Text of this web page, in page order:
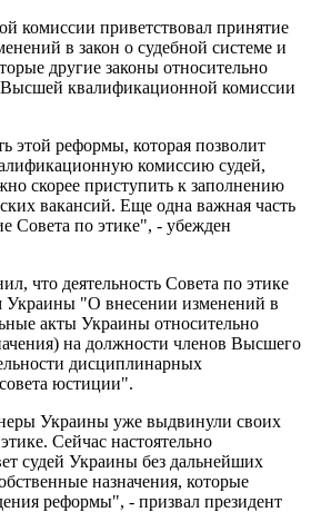
комиссии приветствовал принятие
в закон о судебной системе и
другие законы относительно
Высшей квалификационной комиссии
этой реформы, которая позволит
комиссию судей,
скорее приступить к заполнению
вакансий. Еще одна важная часть
Совета по этике", - убежден
что деятельность Совета по этике
Украины "О внесении изменений в
акты Украины относительно
на должности членов Высшего
дисциплинарных
юстиции".
Украины уже выдвинули своих
Сейчас настоятельно
судей Украины без дальнейших
назначения, которые
реформы", - призвал президент